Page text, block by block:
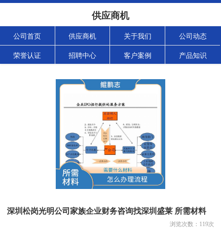
供应商机
公司首页 供应商机 关于我们 公司动态
荣誉认证 招聘中心 客户案例 产品知识
深圳松岗光明公司家族企业财务咨询找深圳盛莱 所需材料
浏览次数： 119次